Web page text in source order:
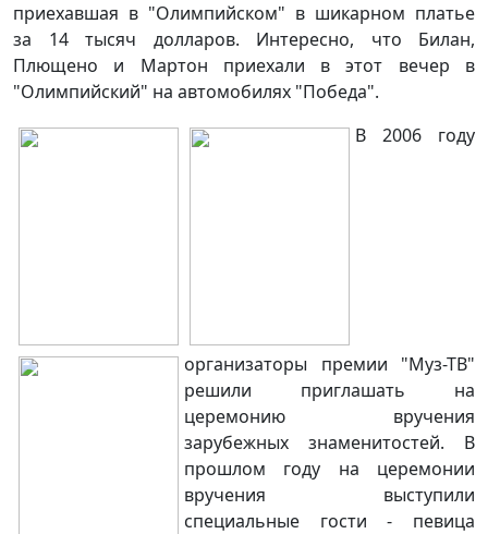
приехавшая в "Олимпийском" в шикарном платье
за 14 тысяч долларов. Интересно, что Билан,
Плющено и Мартон приехали в этот вечер в
"Олимпийский" на автомобилях "Победа".
В 2006 году
организаторы премии "Муз-ТВ"
решили приглашать на
церемонию вручения
зарубежных знаменитостей. В
прошлом году на церемонии
вручения выступили
специальные гости - певица